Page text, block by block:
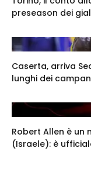
preseason dei
Caserta, arriva
lunghi dei
Robert Allen è un
(Israele): è